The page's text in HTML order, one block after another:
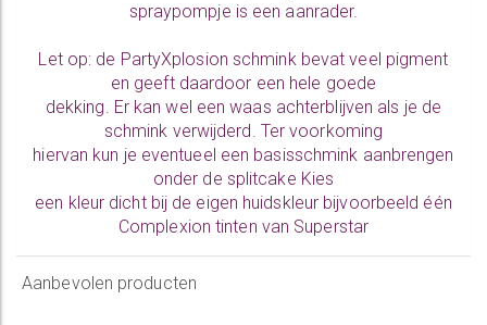
spraypompje is een aanrader.
Let op: de PartyXplosion schmink bevat veel pigment
en geeft daardoor een hele goede
dekking. Er kan wel een waas achterblijven als je de
schmink verwijderd. Ter voorkoming
hiervan kun je eventueel een basisschmink aanbrengen
onder de splitcake Kies
een kleur dicht bij de eigen huidskleur bijvoorbeeld één
Complexion tinten van Superstar
Aanbevolen producten